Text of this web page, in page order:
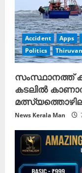
Accident Apps
Politics
സംസ്ഥാനത്ത്
കടലില്‍
News Kerala Man